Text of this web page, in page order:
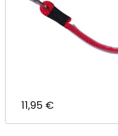
Prix
11,95 €